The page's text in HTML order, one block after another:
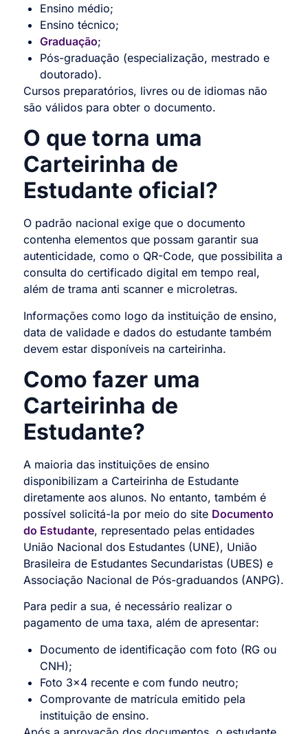
Ensino médio;
Ensino técnico;
Graduação;
Pós-graduação (especialização, mestrado e
doutorado).
Cursos preparatórios, livres ou de idiomas não
são válidos para obter o documento.
O que torna uma
Carteirinha de
Estudante oficial?
O padrão nacional exige que o documento
contenha elementos que possam garantir sua
autenticidade, como o QR-Code, que possibilita a
consulta do certificado digital em tempo real,
além de trama anti scanner e microletras.
Informações como logo da instituição de ensino,
data de validade e dados do estudante também
devem estar disponíveis na carteirinha.
Como fazer uma
Carteirinha de
Estudante?
A maioria das instituições de ensino
disponibilizam a Carteirinha de Estudante
diretamente aos alunos. No entanto, também é
possível solicitá-la por meio do site Documento
do Estudante, representado pelas entidades
União Nacional dos Estudantes (UNE), União
Brasileira de Estudantes Secundaristas (UBES) e
Associação Nacional de Pós-graduandos (ANPG).
Para pedir a sua, é necessário realizar o
pagamento de uma taxa, além de apresentar:
Documento de identificação com foto (RG ou
CNH);
Foto 3×4 recente e com fundo neutro;
Comprovante de matrícula emitido pela
instituição de ensino.